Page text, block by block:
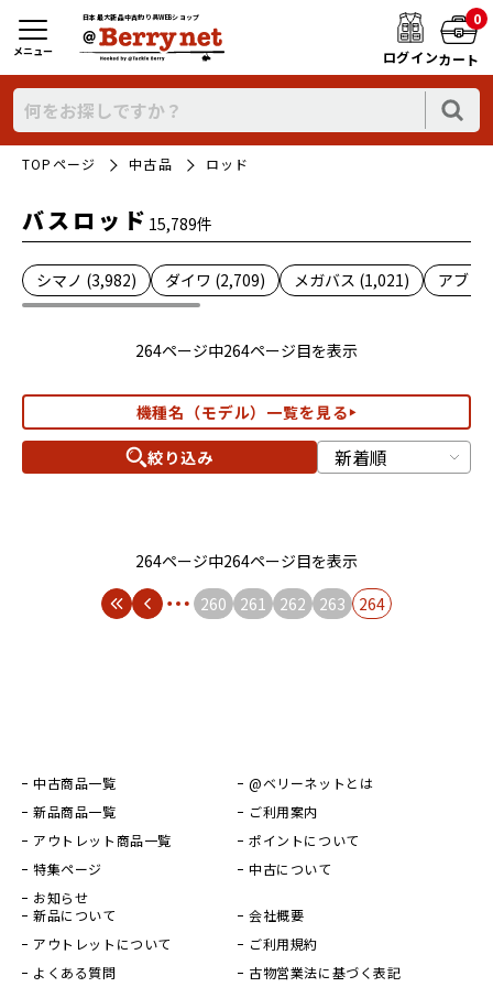
日本最大新品中古釣り具WEBショップ
ログイン
0
カート
メニュー
TOPページ 中古品 ロッド
バスロッド 15,789件
シマノ (3,982) ダイワ (2,709) メガバス (1,021) アブ
264ページ中264ページ目を表示
機種名（モデル）一覧を見る
絞り込み
264ページ中264ページ目を表示
260
261 262 263 264
中古商品一覧
新品商品一覧
アウトレット商品一覧
特集ページ
お知らせ
@ベリーネットとは
ご利用案内
ポイントについて
中古について
新品について
アウトレットについて
よくある質問
会社概要
ご利用規約
古物営業法に基づく表記